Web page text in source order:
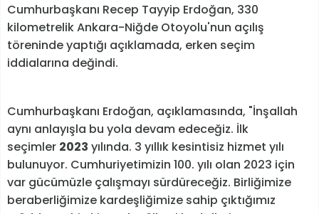
Cumhurbaşkanı Recep Tayyip Erdoğan, 330
kilometrelik Ankara-Niğde Otoyolu'nun açılış
töreninde yaptığı açıklamada, erken seçim
iddialarına değindi.
Cumhurbaşkanı Erdoğan, açıklamasında, "İnşallah
aynı anlayışla bu yola devam edeceğiz. İlk
seçimler 2023 yılında. 3 yıllık kesintisiz hizmet yılı
bulunuyor. Cumhuriyetimizin 100. yılı olan 2023 için
var gücümüzle çalışmayı sürdüreceğiz. Birliğimize
beraberliğimize kardeşliğimize sahip çıktığımız